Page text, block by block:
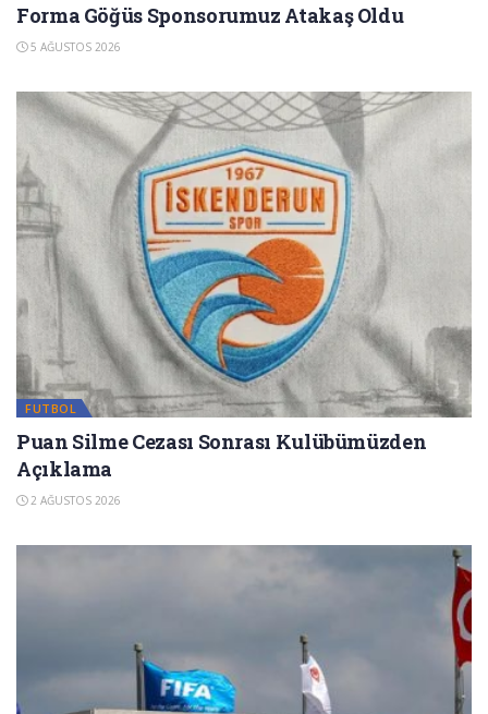
Forma Göğüs Sponsorumuz Atakaş Oldu
5 AĞUSTOS 2026
FUTBOL
Puan Silme Cezası Sonrası Kulübümüzden
Açıklama
2 AĞUSTOS 2026